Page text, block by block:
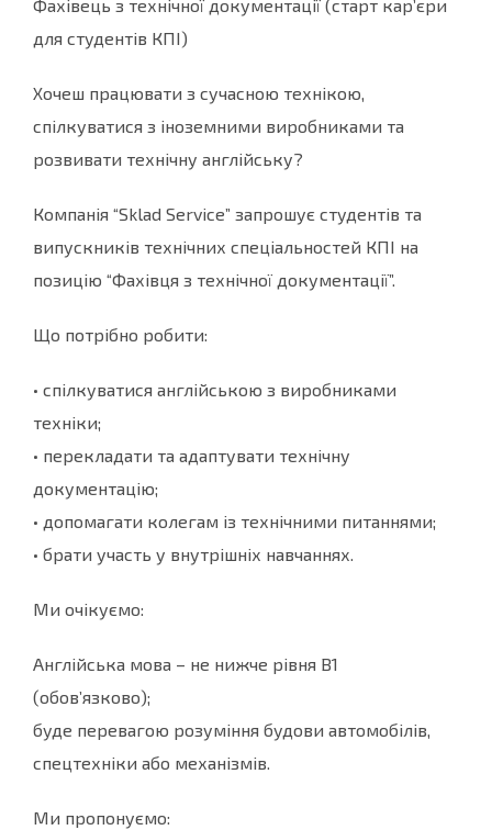
Фахівець з технічної документації (старт кар’єри
для студентів КПІ)
Хочеш працювати з сучасною технікою,
спілкуватися з іноземними виробниками та
розвивати технічну англійську?
Компанія “Sklad Service” запрошує студентів та
випускників технічних спеціальностей КПІ на
позицію “Фахівця з технічної документації”.
Що потрібно робити:
• спілкуватися англійською з виробниками
техніки;
• перекладати та адаптувати технічну
документацію;
• допомагати колегам із технічними питаннями;
• брати участь у внутрішніх навчаннях.
Ми очікуємо:
Англійська мова – не нижче рівня B1
(обов’язково);
буде перевагою розуміння будови автомобілів,
спецтехніки або механізмів.
Ми пропонуємо: